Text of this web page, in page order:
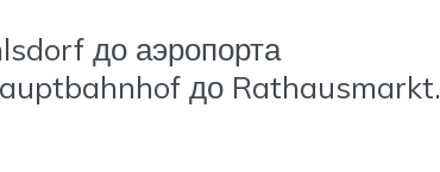
до аэропорта
до Rathausmarkt.